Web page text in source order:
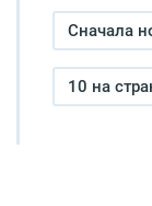
Сначала
10 на